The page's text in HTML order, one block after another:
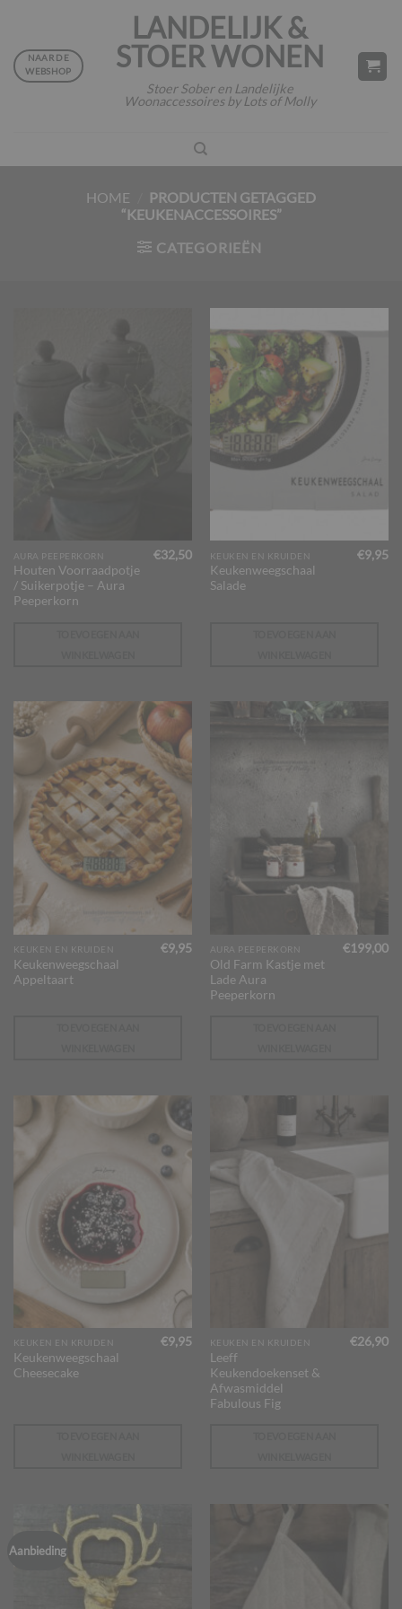
inhoud
LANDELIJK &
STOER WONEN
Stoer Sober en Landelijke
Woonaccessoires by Lots of Molly
NAAR DE
WEBSHOP
HOME
PRODUCTEN GETAGGED
“KEUKENACCESSOIRES”
CATEGORIEËN
AURA PEEPERKORN
Houten Voorraadpotje
/ Suikerpotje – Aura
Peeperkorn
€32,50 KEUKEN EN KRUIDEN
Keukenweegschaal
Salade
€9,95
KEUKEN EN KRUIDEN
Keukenweegschaal
Appeltaart
€9,95 AURA PEEPERKORN
Old Farm Kastje met
Lade Aura
Peeperkorn
€199,00
KEUKEN EN KRUIDEN
Keukenweegschaal
Cheesecake
€9,95 KEUKEN EN KRUIDEN
Leeff
Keukendoekenset &
Afwasmiddel
Fabulous Fig
€26,90
Aanbieding